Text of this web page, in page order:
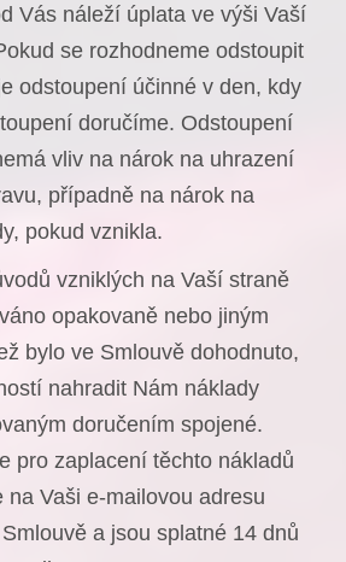
Vás náleží úplata ve výši Vaší
se rozhodneme odstoupit
odstoupení účinné v den, kdy
doručíme. Odstoupení
vliv na nárok na uhrazení
případně na nárok na
pokud vznikla.
vzniklých na Vaší straně
opakovaně nebo jiným
bylo ve Smlouvě dohodnuto,
nahradit Nám náklady
doručením spojené.
pro zaplacení těchto nákladů
na Vaši e-mailovou adresu
a jsou splatné 14 dnů